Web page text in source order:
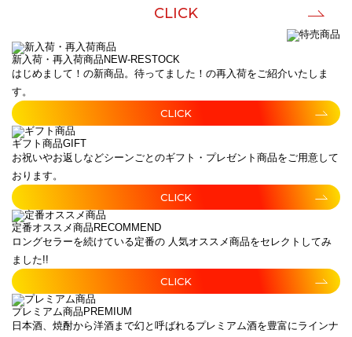
CLICK
新入荷・再入荷商品 NEW-RESTOCK
はじめまして！の新商品。待ってました！の再入荷をご紹介いたしま
す。
CLICK
ギフト商品GIFT
お祝いやお返しなどシーンごとのギフト・プレゼント商品をご用意して
おります。
CLICK
定番オススメ商品 RECOMMEND
ロングセラーを続けている定番の 人気オススメ商品をセレクトしてみ
ました!!
CLICK
プレミアム商品 PREMIUM
日本酒、焼酎から洋酒まで幻と呼ばれるプレミアム酒を豊富にラインナ